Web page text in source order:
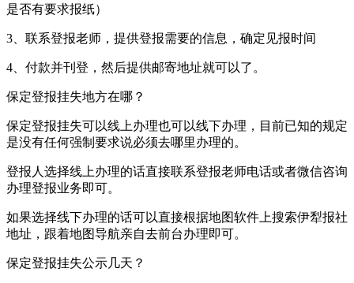
是否有要求报纸）
3、联系登报老师，提供登报需要的信息，确定见报时间
4、付款并刊登，然后提供邮寄地址就可以了。
保定登报挂失地方在哪？
保定登报挂失可以线上办理也可以线下办理，目前已知的规定
是没有任何强制要求说必须去哪里办理的。
登报人选择线上办理的话直接联系登报老师电话或者微信咨询
办理登报业务即可。
如果选择线下办理的话可以直接根据地图软件上搜索伊犁报社
地址，跟着地图导航亲自去前台办理即可。
保定登报挂失公示几天？